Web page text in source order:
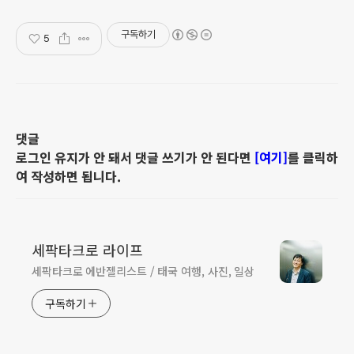
5 구독하기
댓글
로그인 유지가 안 돼서 댓글 쓰기가 안 된다면 [여기]를 클릭하
여 작성하면 됩니다.
세팍타크로 라이프
세팍타크로 에반젤리스트 / 태국 여행, 사진, 일상
구독하기